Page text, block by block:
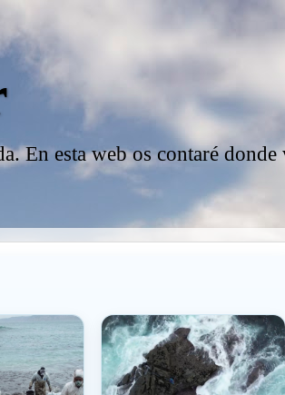
En esta web os contaré